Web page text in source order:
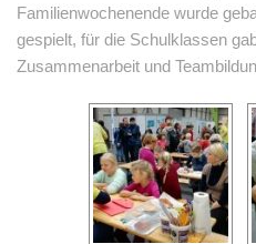
Familienwochenende wurde
gespielt, für die Schulklassen
Zusammenarbeit und